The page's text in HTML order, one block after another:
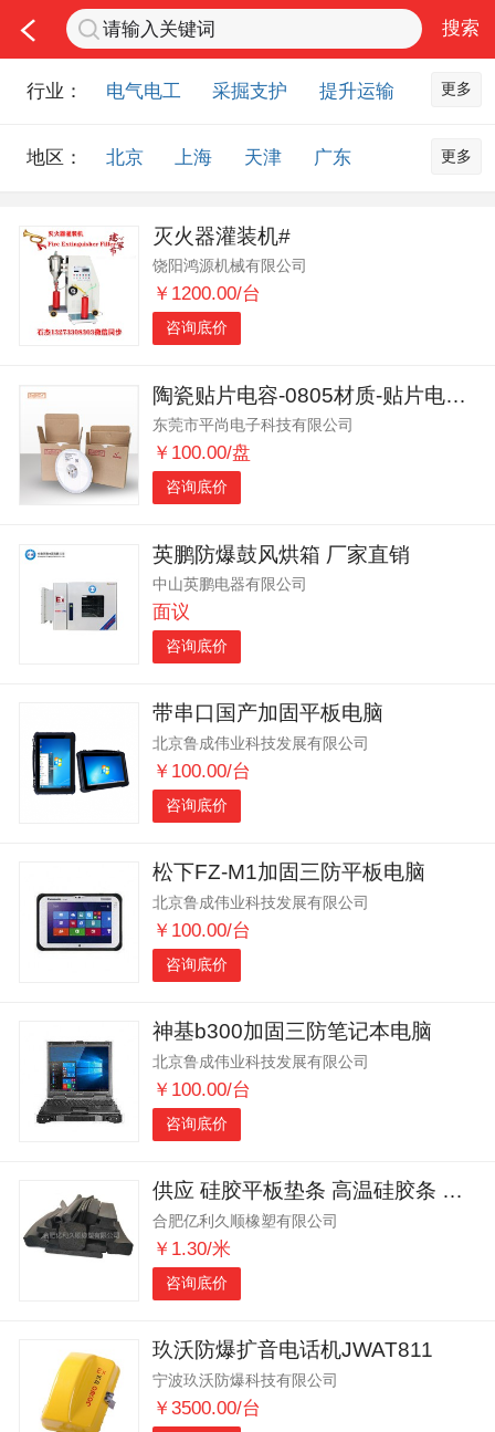
行业： 电气电工 采掘支护
提升运输
排水设备
钻探设备
非金属品
化工化学
安防设备
应急救援
智能制造
农业机械
交通机械
更多
地区： 北京 上海 天津
广东
山东
内蒙古 黑龙江
江苏 浙江
安徽
陕西
西藏 甘肃
青海
宁夏
海南 新疆
台湾
香港
澳门 国外地区
更多
灭火器灌装机#
饶阳鸿源机械有限公司
￥1200.00/台
咨询底价
陶瓷贴片电容-0805材质-贴片电容厂家
东莞市平尚电子科技有限公司
￥100.00/盘
咨询底价
英鹏防爆鼓风烘箱 厂家直销
中山英鹏电器有限公司
面议
咨询底价
带串口国产加固平板电脑
北京鲁成伟业科技发展有限公司
￥100.00/台
咨询底价
松下FZ-M1加固三防平板电脑
北京鲁成伟业科技发展有限公司
￥100.00/台
咨询底价
神基b300加固三防笔记本电脑
北京鲁成伟业科技发展有限公司
￥100.00/台
咨询底价
供应 硅胶平板垫条 高温硅胶条 防水 电气设备硅胶条
合肥亿利久顺橡塑有限公司
￥1.30/米
咨询底价
玖沃防爆扩音电话机JWAT811
宁波玖沃防爆科技有限公司
￥3500.00/台